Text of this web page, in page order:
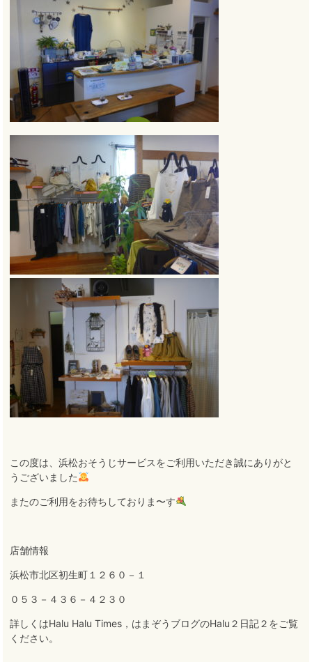
この度は、浜松おそうじサービスをご利用いただき誠にありがと
うございました
またのご利用をお待ちしておりま〜す
店舗情報
浜松市北区初生町１２６０－１
０５３－４３６－４２３０
詳しくはHalu Halu Times，はまぞうブログのHalu２日記２をご覧
ください。